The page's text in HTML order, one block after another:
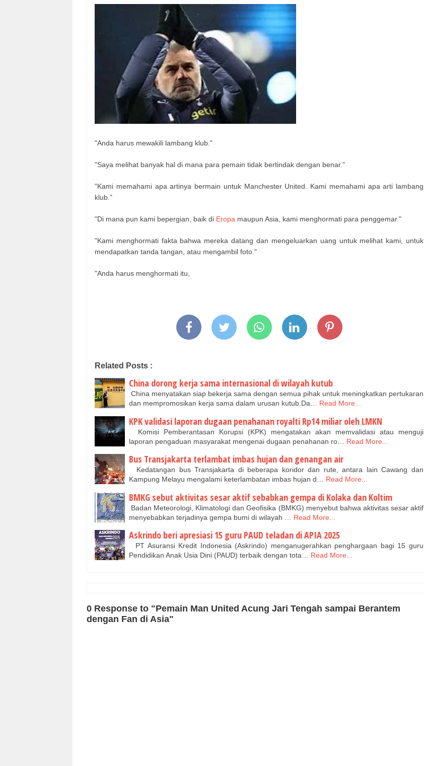
"Anda harus mewakili lambang klub."
"Saya melihat banyak hal di mana para pemain tidak bertindak dengan benar."
"Kami memahami apa artinya bermain untuk Manchester United. Kami memahami apa arti lambang
klub."
"Di mana pun kami bepergian, baik di Eropa maupun Asia, kami menghormati para penggemar."
"Kami menghormati fakta bahwa mereka datang dan mengeluarkan uang untuk melihat kami, untuk
mendapatkan tanda tangan, atau mengambil foto."
"Anda harus menghormati itu,
Related Posts :
China dorong kerja sama internasional di wilayah kutub
China menyatakan siap bekerja sama dengan semua pihak untuk meningkatkan pertukaran
dan mempromosikan kerja sama dalam urusan kutub.Da… Read More...
KPK validasi laporan dugaan penahanan royalti Rp14 miliar oleh LMKN
Komisi Pemberantasan Korupsi (KPK) mengatakan akan memvalidasi atau menguji
laporan pengaduan masyarakat mengenai dugaan penahanan ro…
Read More...
Bus Transjakarta terlambat imbas hujan dan genangan air
Kedatangan bus Transjakarta di beberapa koridor dan rute, antara lain Cawang dan
Kampung Melayu mengalami keterlambatan imbas hujan d… Read More...
BMKG sebut aktivitas sesar aktif sebabkan gempa di Kolaka dan Koltim
Badan Meteorologi, Klimatologi dan Geofisika (BMKG) menyebut bahwa aktivitas sesar aktif
menyebabkan terjadinya gempa bumi di wilayah …
Read More...
Askrindo beri apresiasi 15 guru PAUD teladan di APIA 2025
PT Asuransi Kredit Indonesia (Askrindo) menganugerahkan penghargaan bagi 15 guru
Pendidikan Anak Usia Dini (PAUD) terbaik dengan tota… Read More...
0 Response to "Pemain Man United Acung Jari Tengah sampai Berantem
dengan Fan di Asia"